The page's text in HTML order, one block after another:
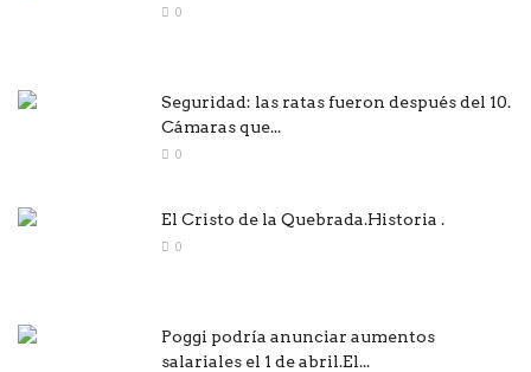
0
Seguridad: las ratas fueron después del 10.
Cámaras que...
0
El Cristo de la Quebrada.Historia .
0
Poggi podría anunciar aumentos
salariales el 1 de abril.El...